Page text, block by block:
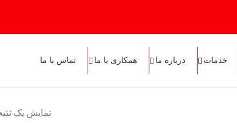
خدمات درباره ما همکاری با ما تماس با ما
نمایش یک